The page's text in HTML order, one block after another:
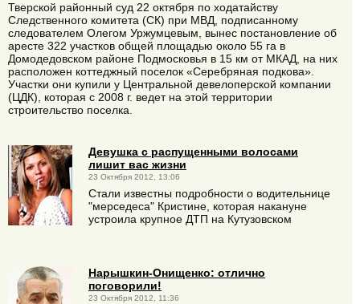
Тверской районный суд 22 октября по ходатайству
Следственного комитета (СК) при МВД, подписанному
следователем Олегом Уржумцевым, вынес постановление об
аресте 322 участков общей площадью около 55 га в
Домодедовском районе Подмосковья в 15 км от МКАД, на них
расположен коттеджный поселок «Серебряная подкова».
Участки они купили у Центральной девелоперской компании
(ЦДК), которая с 2008 г. ведет на этой территории
строительство поселка.
Девушка с распущенными волосами
лишит вас жизни
23 Октября 2012, 13:06
Стали известны подробности о водительнице
"мерседеса" Кристине, которая накануне
устроила крупное ДТП на Кутузовском
Нарышкин-Онищенко: отлично
поговорили!
23 Октября 2012, 11:36